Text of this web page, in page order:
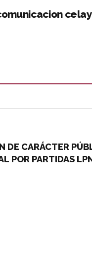
DE CARÁCTER
POR PARTIDAS